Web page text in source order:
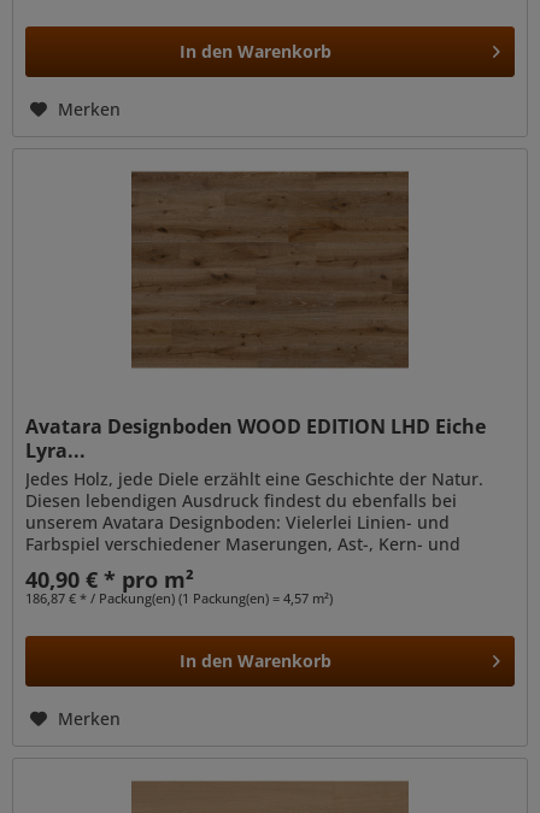
In den Warenkorb
Merken
Avatara Designboden WOOD EDITION LHD Eiche
Lyra...
Jedes Holz, jede Diele erzählt eine Geschichte der Natur.
Diesen lebendigen Ausdruck findest du ebenfalls bei
unserem Avatara Designboden: Vielerlei Linien- und
Farbspiel verschiedener Maserungen, Ast-, Kern- und
Reifholz sowie...
40,90 € * pro m²
186,87 € * / Packung(en) (1 Packung(en) = 4,57 m²)
In den Warenkorb
Merken